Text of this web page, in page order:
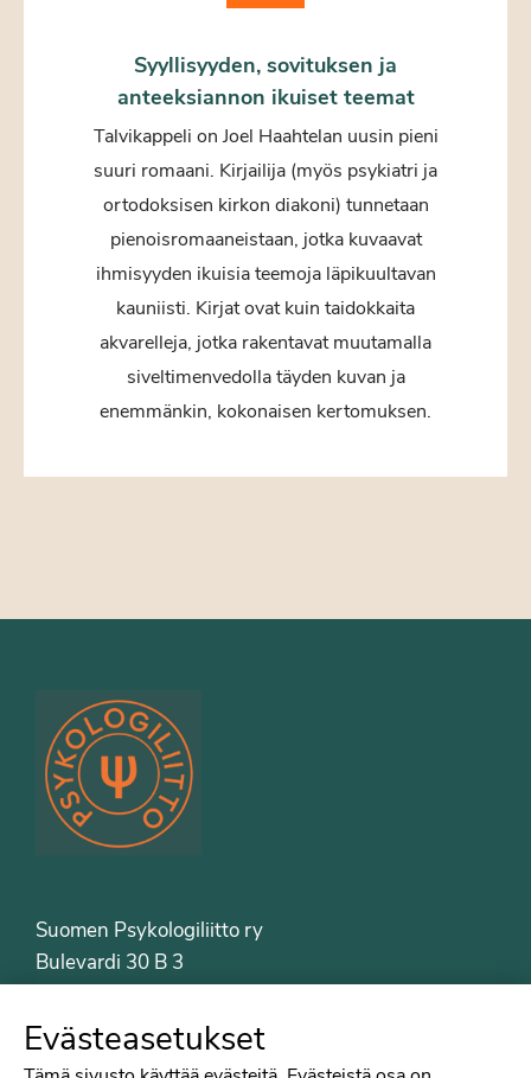
Syyllisyyden, sovituksen ja
anteeksiannon ikuiset teemat
Talvikappeli on Joel Haahtelan uusin pieni
suuri romaani. Kirjailija (myös psykiatri ja
ortodoksisen kirkon diakoni) tunnetaan
pienoisromaaneistaan, jotka kuvaavat
ihmisyyden ikuisia teemoja läpikuultavan
kauniisti. Kirjat ovat kuin taidokkaita
akvarelleja, jotka rakentavat muutamalla
siveltimenvedolla täyden kuvan ja
enemmänkin, kokonaisen kertomuksen.
Suomen Psykologiliitto ry
Bulevardi 30 B 3
Puh. 09-6122 9122
Psykologiliiton sivut
Evästeasetukset